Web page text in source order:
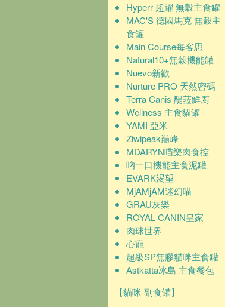
Hyperr 超躍 無穀主食罐
MAC'S 德國馬克 無穀主
食罐
Main Course每客思
Natural10+無榖機能罐
Nuevo新歡
Nurture PRO 天然密碼
Terra Canis 醍菈鮮廚
Wellness 主食貓罐
YAMI 亞米
Ziwipeak巔峰
MDARYN喵樂肉食控
吶一口機能主食泥罐
EVARK渴望
MjAMjAM迷幻喵
GRAU灰樂
ROYAL CANIN皇家
肉球世界
心寵
超級SP無膠貓咪主食罐
Astkatta冰島 主食餐包
【貓咪-副食罐】